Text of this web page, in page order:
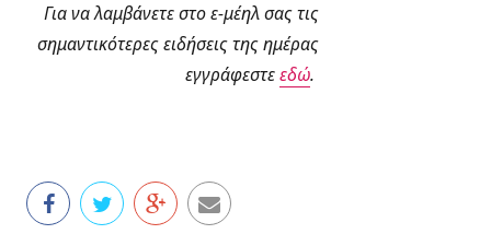
Για να λαμβάνετε στο ε-μέηλ σας τις
σημαντικότερες ειδήσεις της ημέρας
εγγράφεστεεδώ.